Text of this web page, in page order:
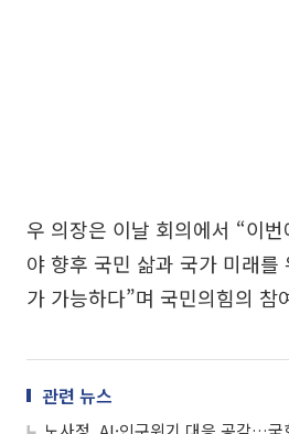
우 의장은 이날 회의에서 “이
야 향후 국민 삶과 국가 미래를
가 가능하다”며 국민의힘의 참
관련 뉴스